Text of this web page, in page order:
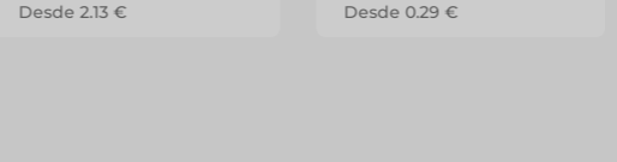
Desde 2.13 € Desde 0.29 €